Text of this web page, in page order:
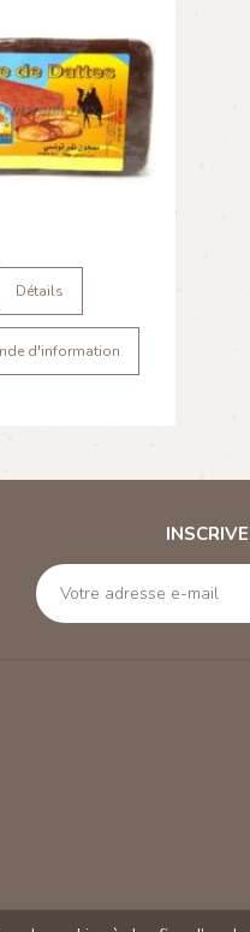
Détails
d'information